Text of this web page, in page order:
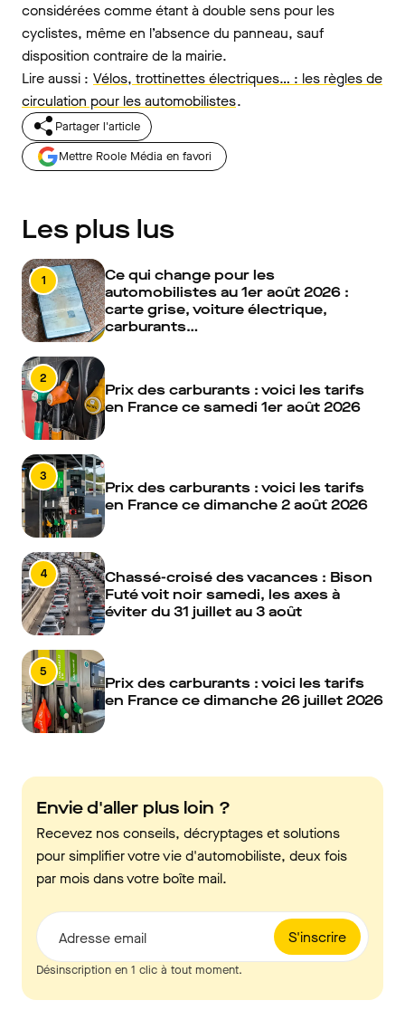
considérées comme étant à double sens pour les
cyclistes, même en l’absence du panneau, sauf
disposition contraire de la mairie.
Lire aussi : Vélos, trottinettes électriques… : les règles de
circulation pour les automobilistes.
Partager l'article
Mettre Roole Média en favori
Les plus lus
1
Ce qui change pour les
automobilistes au 1er août 2026 :
carte grise, voiture électrique,
carburants…
2
Prix des carburants : voici les tarifs
en France ce samedi 1er août 2026
3
Prix des carburants : voici les tarifs
en France ce dimanche 2 août 2026
4
Chassé-croisé des vacances : Bison
Futé voit noir samedi, les axes à
éviter du 31 juillet au 3 août
5
Prix des carburants : voici les tarifs
en France ce dimanche 26 juillet 2026
Envie d'aller plus loin ?
Recevez nos conseils, décryptages et solutions
pour simplifier votre vie d'automobiliste, deux fois
par mois dans votre boîte mail.
S'inscrire
Adresse email
Désinscription en 1 clic à tout moment.